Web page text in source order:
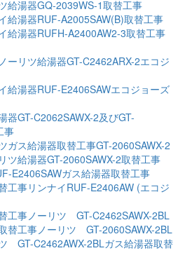
給湯器GQ-2039WS-1取替工事
給湯器RUF-A2005SAW(B)取替工事
給湯器RUFH-A2400AW2-3取替工事
ーリツ給湯器GT-C2462ARX-2エコジ
給湯器RUF-E2406SAWエコジョーズ
器GT-C2062SAWX-2及びGT-
事
ガス給湯器取替工事GT-2060SAWX-2
ツ給湯器GT-2060SAWX-2取替工事
E2406SAWガス給湯器取替工事
工事リンナイRUF-E2406AW (エコジ
工事ノーリツ GT-C2462SAWX-2BL
替工事ノーリツ GT-2060SAWX-2BL
GT-C2462AWX-2BLガス給湯器取替